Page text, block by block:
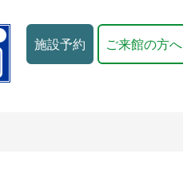
施設予約 ご来館の方へ